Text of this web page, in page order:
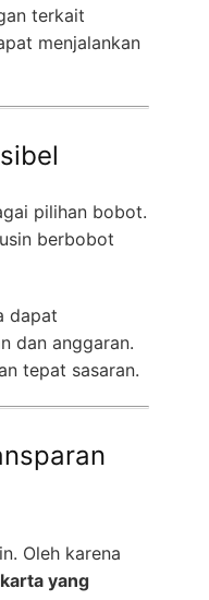
terkait
menjalankan
pilihan bobot.
berbobot
dapat
dan anggaran.
tepat sasaran.
Oleh karena
yang